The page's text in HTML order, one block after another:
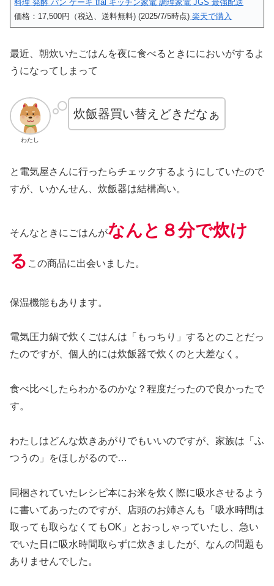
料理 発酵 パン ケーキ tfal キッチン家電 調理家電 JGS 最強配送
価格：17,500円（税込、送料無料) (2025/7/5時点) 楽天で購入
最近、朝炊いたごはんを夜に食べるときににおいがするよ
うになってしまって
わたし
炊飯器買い替えどきだなぁ
と電気屋さんに行ったらチェックするようにしていたので
すが、いかんせん、炊飯器は結構高い。
そんなときにごはんがなんと８分で炊け
る この商品に出会いました。
保温機能もあります。
電気圧力鍋で炊くごはんは「もっちり」するとのことだっ
たのですが、個人的には炊飯器で炊くのと大差なく。
食べ比べしたらわかるのかな？程度だったので良かったで
す。
わたしはどんな炊きあがりでもいいのですが、家族は「ふ
つうの」をほしがるので…
同梱されていたレシピ本にお米を炊く際に吸水させるよう
に書いてあったのですが、店頭のお姉さんも「吸水時間は
取っても取らなくてもOK」とおっしゃっていたし、急い
でいた日に吸水時間取らずに炊きましたが、なんの問題も
ありませんでした。